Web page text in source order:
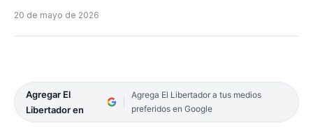
20 de mayo de 2026
Agregar El
Libertador en
Agrega El Libertador a tus medios
preferidos en Google